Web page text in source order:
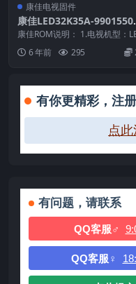
康佳电视固件
康佳LED32K35A-
V1.0.05_99015803-
72003188原厂系统刷机电
固件包下载
康佳ROM说明： 1.电视机型：
32K35A 2.物料号：99015509...
6 年前 295
有你更精彩，注
点
有问题，请联系
QQ客服♂
QQ客服♀